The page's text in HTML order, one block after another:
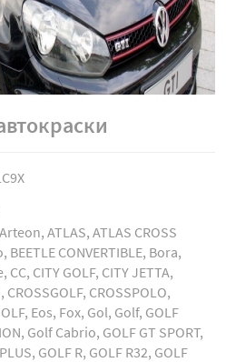
ATLAS, ATLAS CROSS
CONVERTIBLE, Bora,
CITY GOLF, CITY JETTA,
CROSSPOLO,
Eos, Fox, Gol, Golf, GOLF
Golf Cabrio, GOLF GT SPORT,
GOLF R, GOLF R32, GOLF